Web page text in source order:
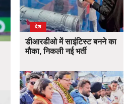
देश
डीआरडीओ में साइंटिस्ट बनने का
मौका, निकली नई भर्ती